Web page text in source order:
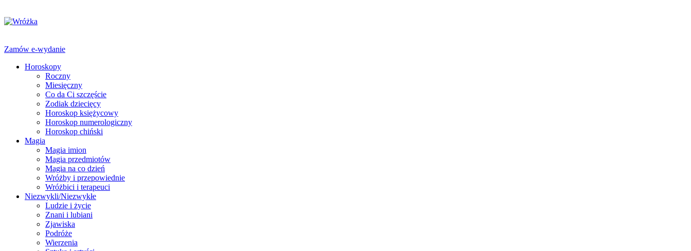
Zamów e-wydanie
Horoskopy
Roczny
Miesięczny
Co da Ci szczęście
Zodiak dziecięcy
Horoskop księżycowy
Horoskop numerologiczny
Horoskop chiński
Magia
Magia imion
Magia przedmiotów
Magia na co dzień
Wróżby i przepowiednie
Wróżbici i terapeuci
Niezwykli/Niezwykłe
Ludzie i życie
Znani i lubiani
Zjawiska
Podróże
Wierzenia